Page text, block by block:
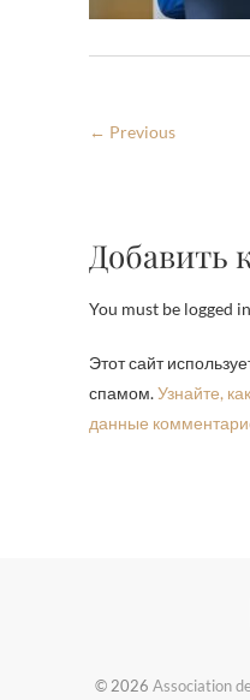
← Previous
Добавить
You must be logged
Этот сайт
спамом.Узнайте,
данные
© 2026 Association